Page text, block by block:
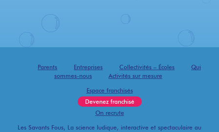
Parents Entreprises Collectivités – Écoles
Qui
sommes-nous
Activités sur mesure
Espace franchisés
Devenez franchisé
On recrute
Les Savants Fous, La science ludique, interactive et spectaculaire au